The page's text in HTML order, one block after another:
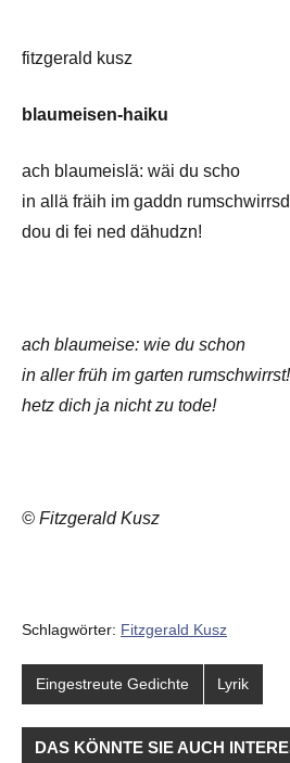
fitzgerald kusz
blaumeisen-haiku
ach blaumeislä: wäi du scho
in allä fräih im gaddn
dou di fei ned dähudzn!
ach blaumeise: wie du schon
in aller früh im garten rumschwirrst!
hetz dich ja nicht zu tode!
© Fitzgerald Kusz
Schlagwörter: Fitzgerald Kusz
Eingestreute Gedichte Lyrik
DAS KÖNNTE SIE AUCH